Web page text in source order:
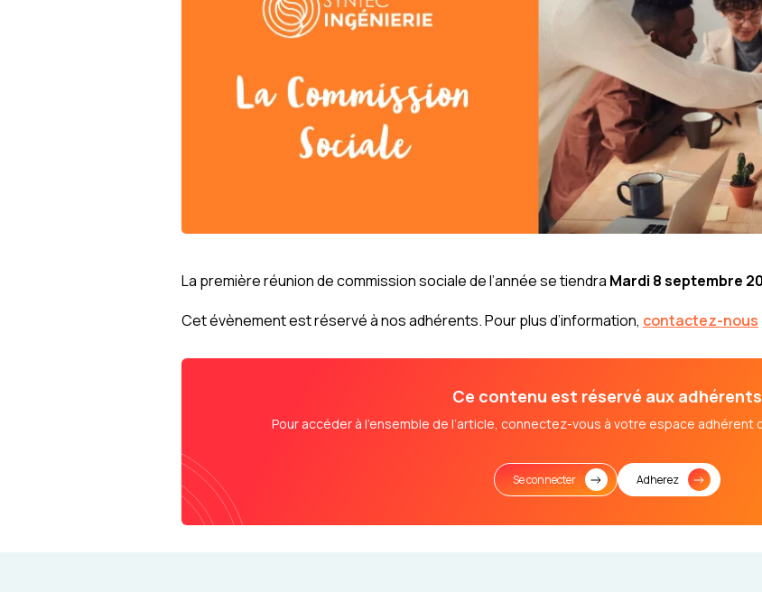
La première réunion de commission sociale de l’année se tiendra Mardi 8 septembre
Cet évènement est réservé à nos adhérents. Pour plus d’information, contactez-nous
Ce contenu est réservé aux adhérents
Pour accéder à l’ensemble de l’article, connectez-vous à votre espace adhérent
Se connecter Adherez